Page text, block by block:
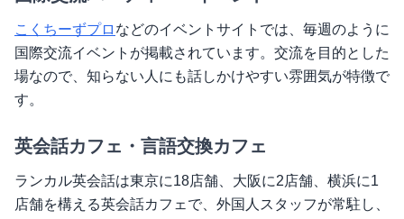
こくちーずプロ などのイベントサイトでは、毎週のように
国際交流イベントが掲載されています。交流を目的とした
場なので、知らない人にも話しかけやすい雰囲気が特徴で
す。
英会話カフェ・言語交換カフェ
ランカル英会話は東京に18店舗、大阪に2店舗、横浜に1
店舗を構える英会話カフェで、外国人スタッフが常駐し、